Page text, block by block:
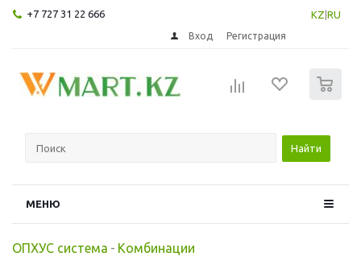
+7 727 31 22 666 KZ RU
Вход Регистрация
Найти
МЕНЮ
ОПХУС система - Комбинации